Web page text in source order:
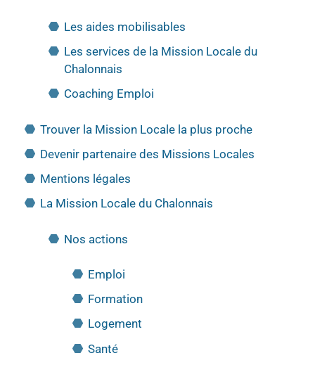
Les aides mobilisables
Les services de la Mission Locale du
Chalonnais
Coaching Emploi
Trouver la Mission Locale la plus proche
Devenir partenaire des Missions Locales
Mentions légales
La Mission Locale du Chalonnais
Nos actions
Emploi
Formation
Logement
Santé